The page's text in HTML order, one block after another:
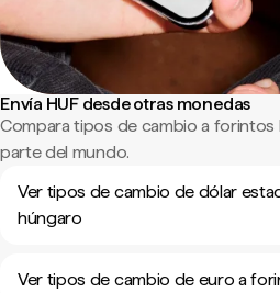
Envía HUF desde otras monedas
Compara tipos de cambio a
parte del mundo.
Ver tipos de cambio de dólar
húngaro
Ver tipos de cambio de euro a